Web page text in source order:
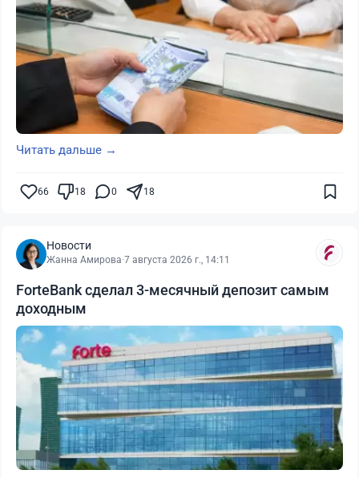
Читать дальше →
66 18 0 18
Новости
Жанна Амирова·7 августа 2026 г., 14:11
ForteBank сделал 3-месячный депозит самым
доходным